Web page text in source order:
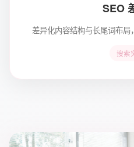
SEO
差异化内容结构与长尾词布局
搜索